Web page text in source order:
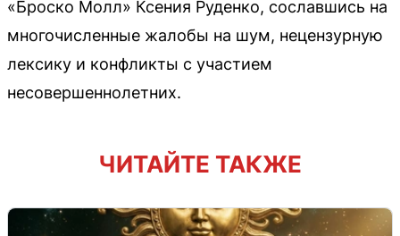
«Броско Молл» Ксения Руденко, сославшись на
многочисленные жалобы на шум, нецензурную
лексику и конфликты с участием
несовершеннолетних.
ЧИТАЙТЕ ТАКЖЕ